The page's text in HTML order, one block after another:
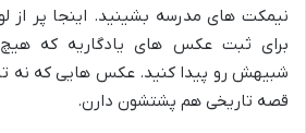
نیمکت های مدرسه بشینید. اینجا پر
برای ثبت عکس های یادگاریه که
شبیهش رو پیدا کنید. عکس هایی که نه
قصه تاریخی هم پشتشون دارن.